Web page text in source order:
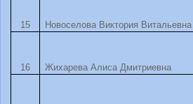
15 Новоселова Виктория Витальевна
16 Жихарева Алиса Дмитриевна